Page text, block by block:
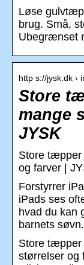
Løse
brug. Små,
Ubegrænset
http s://jysk.dk ›
Store
mange
JYSK
Store
og farver |
Forstyrrer
iPads ses
hvad du kan
barnets søvn.
Store tæpper
størrelser og